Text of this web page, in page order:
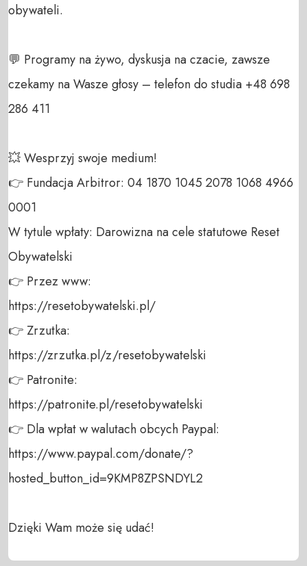
obywateli.
💬 Programy na żywo, dyskusja na czacie, zawsze
czekamy na Wasze głosy – telefon do studia +48 698
286 411
💥 Wesprzyj swoje medium!
👉 Fundacja Arbitror: 04 1870 1045 2078 1068 4966
0001
W tytule wpłaty: Darowizna na cele statutowe Reset
Obywatelski
👉 Przez www:
https://resetobywatelski.pl/
👉 Zrzutka:
https://zrzutka.pl/z/resetobywatelski
👉 Patronite:
https://patronite.pl/resetobywatelski
👉 Dla wpłat w walutach obcych Paypal:
https://www.paypal.com/donate/?
hosted_button_id=9KMP8ZPSNDYL2
Dzięki Wam może się udać!